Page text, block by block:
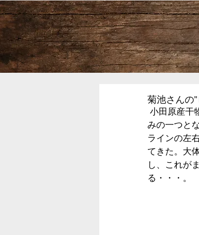
菊池さんの
みの一つと
ラインの左
てきた。大
し、これが
る・・・。